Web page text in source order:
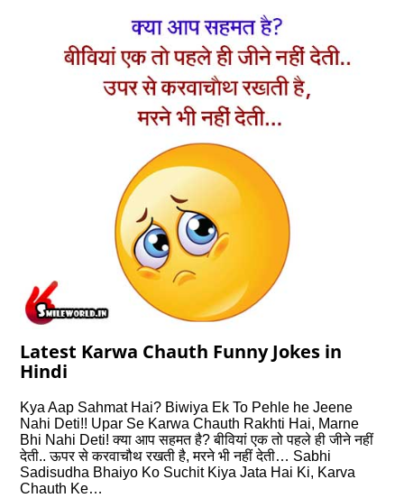
Latest Karwa Chauth Funny Jokes in
Hindi
Kya Aap Sahmat Hai? Biwiya Ek To Pehle he Jeene
Nahi Deti!! Upar Se Karwa Chauth Rakhti Hai, Marne
Bhi Nahi Deti! क्या आप सहमत है? बीवियां एक तो पहले ही जीने नहीं
देती.. ऊपर से करवाचौथ रखती है, मरने भी नहीं देती… Sabhi
Sadisudha Bhaiyo Ko Suchit Kiya Jata Hai Ki, Karva
Chauth Ke…